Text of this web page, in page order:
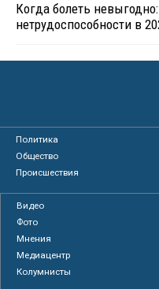
Когда болеть
нетрудоспособности в
Политика
Общество
Происшествия
Видео
Фото
Мнения
Медиацентр
Колумнисты